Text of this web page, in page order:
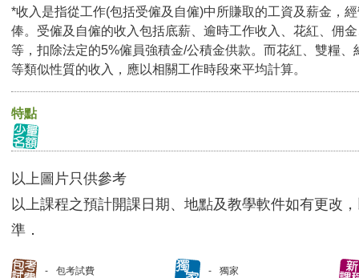
*收入是指從工作(包括受僱及自僱)中所賺取的工資及薪金，
俸。受僱及自僱的收入包括底薪、逾時工作收入、花紅、佣
等，扣除法定的5%僱員強積金/公積金供款。而花紅、雙糧、
等類似性質的收入，應以相關工作時段來平均計算。
特點
以上圖片只供參考
以上課程之預計開課日期、地點及教學軟件如有更改
準．
包考試費 獨家